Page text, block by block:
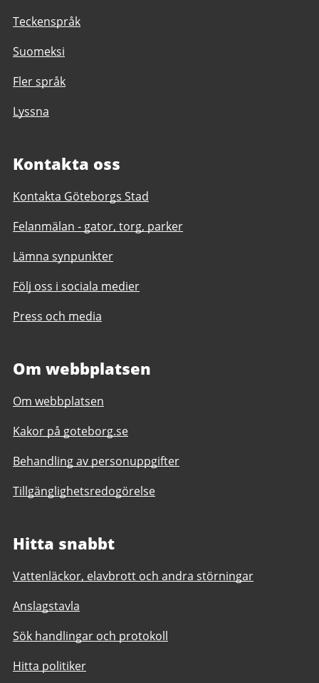
Teckenspråk
Suomeksi
Fler språk
Lyssna
Kontakta oss
Kontakta Göteborgs Stad
Felanmälan - gator, torg, parker
Lämna synpunkter
Följ oss i sociala medier
Press och media
Om webbplatsen
Om webbplatsen
Kakor på goteborg.se
Behandling av personuppgifter
Tillgänglighetsredogörelse
Hitta snabbt
Vattenläckor, elavbrott och andra störningar
Anslagstavla
Sök handlingar och protokoll
Hitta politiker